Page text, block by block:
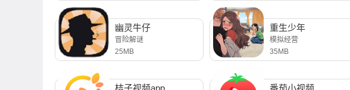
幽灵牛仔
冒险解谜
25MB
重生少年
模拟经营
35MB
桔子视频app 番茄小视频